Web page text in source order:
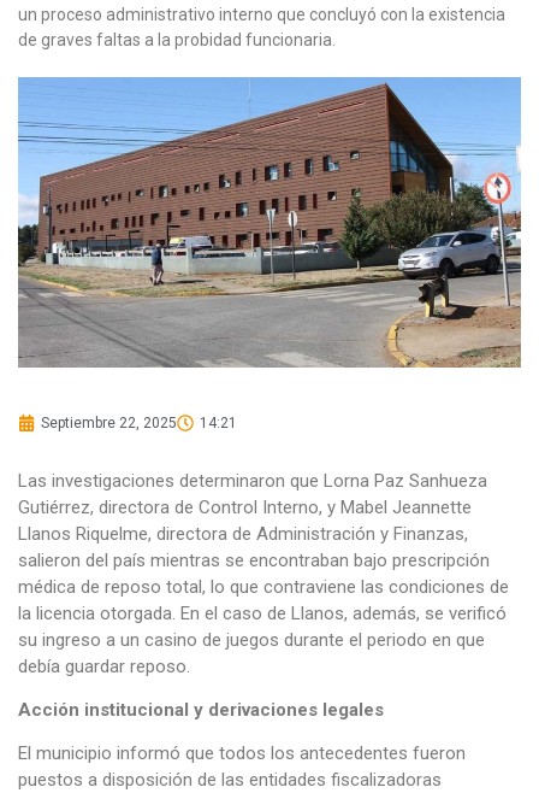
un proceso administrativo interno que concluyó con la existencia
de graves faltas a la probidad funcionaria.
Septiembre 22, 2025 14:21
Las investigaciones determinaron que Lorna Paz Sanhueza
Gutiérrez, directora de Control Interno, y Mabel Jeannette
Llanos Riquelme, directora de Administración y Finanzas,
salieron del país mientras se encontraban bajo prescripción
médica de reposo total, lo que contraviene las condiciones de
la licencia otorgada. En el caso de Llanos, además, se verificó
su ingreso a un casino de juegos durante el periodo en que
debía guardar reposo.
Acción institucional y derivaciones legales
El municipio informó que todos los antecedentes fueron
puestos a disposición de las entidades fiscalizadoras